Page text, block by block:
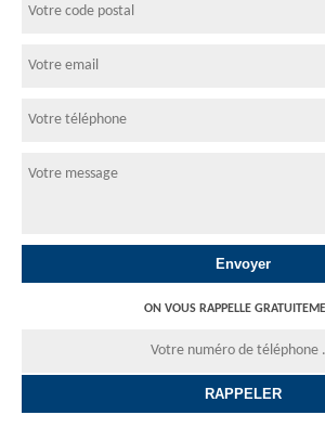
ON VOUS RAPPELLE